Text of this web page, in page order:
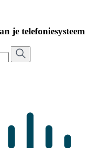
je telefoniesysteem